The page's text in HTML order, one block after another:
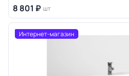
8 801 ₽ шт
Интернет-магазин